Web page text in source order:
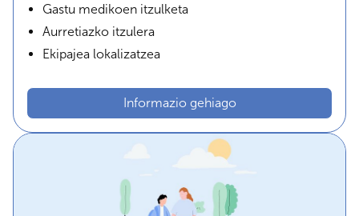
Gastu medikoen itzulketa
Aurretiazko itzulera
Ekipajea lokalizatzea
Informazio gehiago